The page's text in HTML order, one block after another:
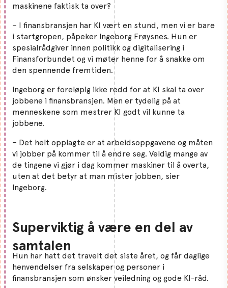
maskinene faktisk ta over?
– I finansbransjen har KI vært en stund, men vi er bare
i startgropen, påpeker Ingeborg Frøysnes. Hun er
spesialrådgiver innen politikk og digitalisering i
Finansforbundet og vi møter henne for å snakke om
den spennende fremtiden.
Ingeborg er foreløpig ikke redd for at KI skal ta over
jobbene i finansbransjen. Men er tydelig på at
menneskene som mestrer KI godt vil kunne ta
jobbene.
– Det helt opplagte er at arbeidsoppgavene og måten
vi jobber på kommer til å endre seg. Veldig mange av
de tingene vi gjør i dag kommer maskiner til å overta,
uten at det betyr at man mister jobben, sier
Ingeborg.
Superviktig å være en del av
samtalen
Hun har hatt det travelt det siste året, og får daglige
henvendelser fra selskaper og personer i
finansbransjen som ønsker veiledning og gode KI-råd.